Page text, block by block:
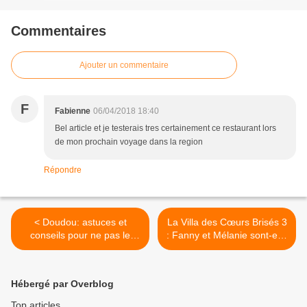
Commentaires
Ajouter un commentaire
F Fabienne 06/04/2018 18:40
Bel article et je testerais tres certainement ce restaurant lors
de mon prochain voyage dans la region
Répondre
< Doudou: astuces et
conseils pour ne pas le
perdre !
La Villa des Cœurs Brisés 3
: Fanny et Mélanie sont-elle
toujours en couple ? >
Hébergé par Overblog